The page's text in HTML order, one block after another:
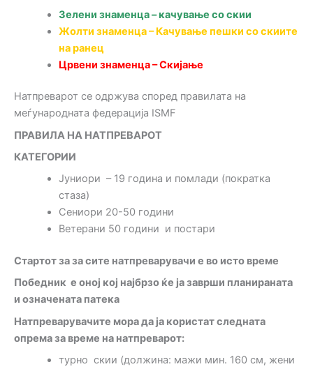
Зелени знаменца – качување со скии
Жолти знаменца – Качување пешки со скиите
на ранец
Црвени знаменца – Скијање
Натпреварот се одржува според правилата на
меѓународната федерација ISMF
ПРАВИЛА НА НАТПРЕВАРОТ
КАТЕГОРИИ
Јуниори – 19 година и помлади (пократка
стаза)
Сениори 20-50 години
Ветерани 50 години и постари
Стартот за за сите натпреварувачи е во исто време
Победник е оној кој најбрзо ќе ја заврши планираната
и означената патека
Натпреварувачите мора да ја користат следната
опрема за време на натпреварот:
турно скии (должина: мажи мин. 160 см, жени